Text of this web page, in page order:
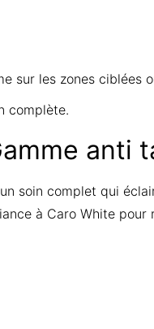
sur les zones ciblées
complète.
anti
soin complet qui
à Caro White